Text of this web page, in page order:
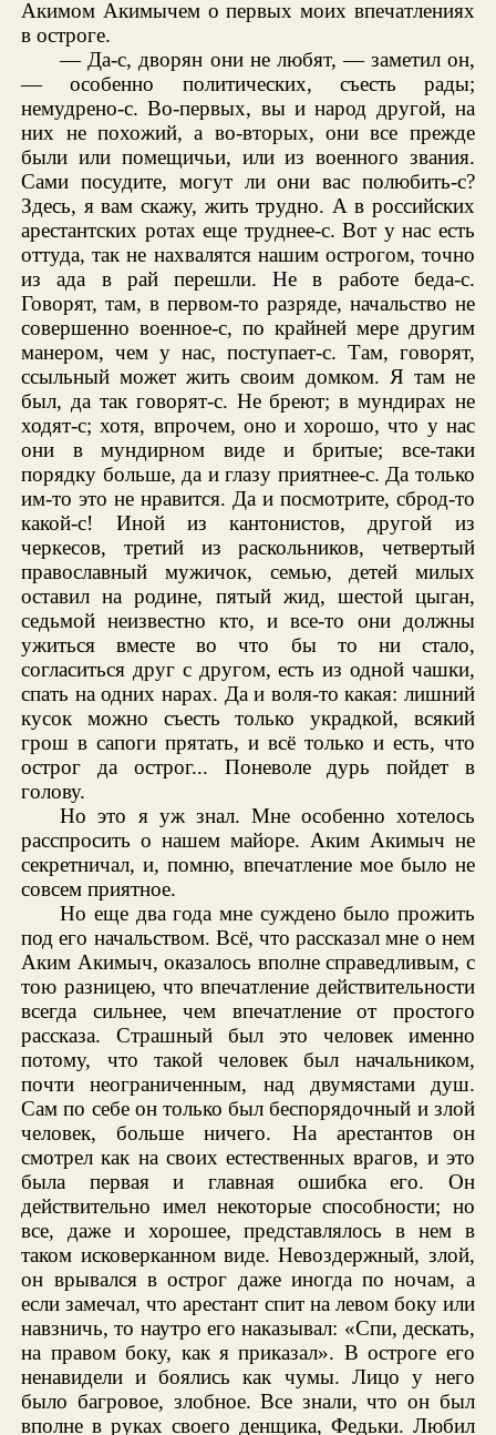
Акимом Акимычем о первых моих впечатлениях
в остроге.
— Да-с, дворян они не любят, — заметил он,
— особенно политических, съесть рады;
немудрено-с. Во-первых, вы и народ другой, на
них не похожий, а во-вторых, они все прежде
были или помещичьи, или из военного звания.
Сами посудите, могут ли они вас полюбить-с?
Здесь, я вам скажу, жить трудно. А в российских
арестантских ротах еще труднее-с. Вот у нас есть
оттуда, так не нахвалятся нашим острогом, точно
из ада в рай перешли. Не в работе беда-с.
Говорят, там, в первом-то разряде, начальство не
совершенно военное-с, по крайней мере другим
манером, чем у нас, поступает-с. Там, говорят,
ссыльный может жить своим домком. Я там не
был, да так говорят-с. Не бреют; в мундирах не
ходят-с; хотя, впрочем, оно и хорошо, что у нас
они в мундирном виде и бритые; все-таки
порядку больше, да и глазу приятнее-с. Да только
им-то это не нравится. Да и посмотрите, сброд-то
какой-с! Иной из кантонистов, другой из
черкесов, третий из раскольников, четвертый
православный мужичок, семью, детей милых
оставил на родине, пятый жид, шестой цыган,
седьмой неизвестно кто, и все-то они должны
ужиться вместе во что бы то ни стало,
согласиться друг с другом, есть из одной чашки,
спать на одних нарах. Да и воля-то какая: лишний
кусок можно съесть только украдкой, всякий
грош в сапоги прятать, и всё только и есть, что
острог да острог... Поневоле дурь пойдет в
голову.
Но это я уж знал. Мне особенно хотелось
расспросить о нашем майоре. Аким Акимыч не
секретничал, и, помню, впечатление мое было не
совсем приятное.
Но еще два года мне суждено было прожить
под его начальством. Всё, что рассказал мне о нем
Аким Акимыч, оказалось вполне справедливым, с
тою разницею, что впечатление действительности
всегда сильнее, чем впечатление от простого
рассказа. Страшный был это человек именно
потому, что такой человек был начальником,
почти неограниченным, над двумястами душ.
Сам по себе он только был беспорядочный и злой
человек, больше ничего. На арестантов он
смотрел как на своих естественных врагов, и это
была первая и главная ошибка его. Он
действительно имел некоторые способности; но
все, даже и хорошее, представлялось в нем в
таком исковерканном виде. Невоздержный, злой,
он врывался в острог даже иногда по ночам, а
если замечал, что арестант спит на левом боку или
навзничь, то наутро его наказывал: «Спи, дескать,
на правом боку, как я приказал». В остроге его
ненавидели и боялись как чумы. Лицо у него
было багровое, злобное. Все знали, что он был
вполне в руках своего денщика, Федьки. Любил